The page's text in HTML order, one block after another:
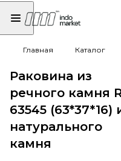
Главная Каталог
Раковина из
речного камня
63545 (63*37*16)
натурального
камня